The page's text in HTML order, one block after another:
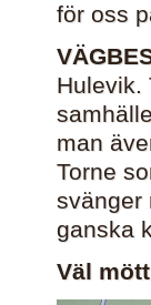
för oss
Hulevik.
man
Torne
svänger
ganska
Väl